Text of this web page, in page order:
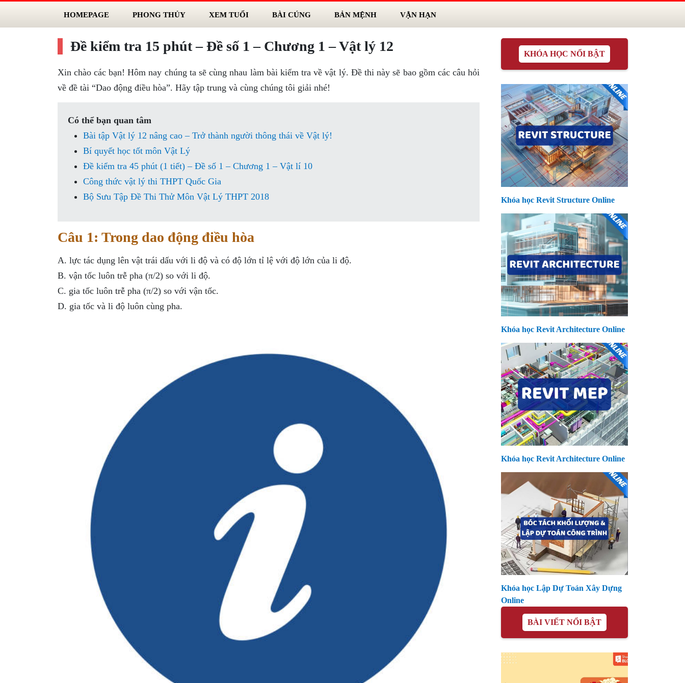
HOMEPAGE PHONG THỦY XEM TUỔI BÀI CÚNG BẢN MỆNH VẬN HẠN
Đề kiểm tra 15 phút – Đề số 1 – Chương 1 – Vật lý 12
Xin chào các bạn! Hôm nay chúng ta sẽ cùng nhau làm bài kiểm tra về vật lý. Đề thi này sẽ bao gồm các câu hỏi
về đề tài “Dao động điều hòa”. Hãy tập trung và cùng chúng tôi giải nhé!
Có thể bạn quan tâm
Bài tập Vật lý 12 nâng cao – Trở thành người thông thái về Vật lý!
Bí quyết học tốt môn Vật Lý
Đề kiểm tra 45 phút (1 tiết) – Đề số 1 – Chương 1 – Vật lí 10
Công thức vật lý thi THPT Quốc Gia
Bộ Sưu Tập Đề Thi Thử Môn Vật Lý THPT 2018
Câu 1: Trong dao động điều hòa
A. lực tác dụng lên vật trái dấu với li độ và có độ lớn tỉ lệ với độ lớn của li độ.
B. vận tốc luôn trễ pha (π/2) so với li độ.
C. gia tốc luôn trễ pha (π/2) so với vận tốc.
D. gia tốc và li độ luôn cùng pha.
KHÓA HỌC NỔI BẬT
Khóa học Revit Structure Online
Khóa học Revit Architecture Online
Khóa học Revit Architecture Online
Khóa học Lập Dự Toán Xây Dựng
Online
BÀI VIẾT NỔI BẬT